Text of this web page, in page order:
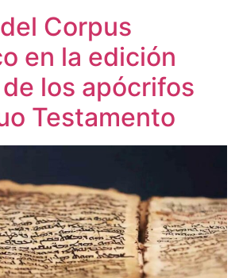
Corpus
en la edición
los apócrifos
Testamento